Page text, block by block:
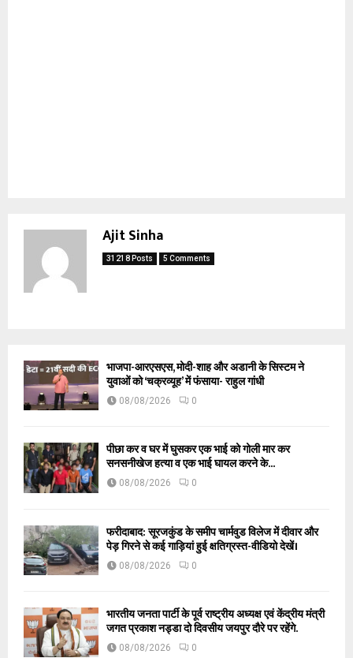
Ajit Sinha
31218 Posts 5 Comments
भाजपा-आरएसएस, मोदी-शाह और अडानी के सिस्टम ने
युवाओं को ‘चक्रव्यूह’ में फंसाया- राहुल गांधी
08/08/2026 0
पीछा कर व घर में घुसकर एक भाई को गोली मार कर
सनसनीखेज हत्या व एक भाई घायल करने के...
08/08/2026 0
फरीदाबाद: सूरजकुंड के समीप चार्मवुड विलेज में दीवार और
पेड़ गिरने से कई गाड़ियां हुई क्षतिग्रस्त-वीडियो देखें।
08/08/2026 0
भारतीय जनता पार्टी के पूर्व राष्ट्रीय अध्यक्ष एवं केंद्रीय मंत्री
जगत प्रकाश नड्डा दो दिवसीय जयपुर दौरे पर रहेंगे.
08/08/2026 0